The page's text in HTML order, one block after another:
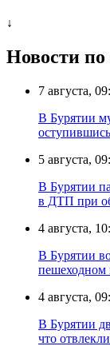
↓
Новости по
7 августа,
В Бурятии
5 августа,
В Бурятии
в ДТП при
4 августа,
В Бурятии
пешеходном
4 августа,
В Бурятии
что